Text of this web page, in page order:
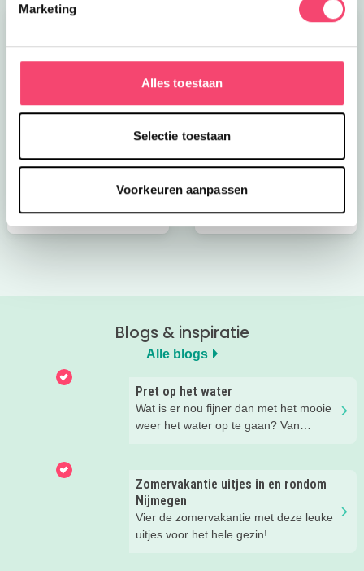
Marketing
Alles toestaan
Selectie toestaan
Voorkeuren aanpassen
Kroon op de taart bij
kinderen!
Blogs & inspiratie
Alle blogs
Pret op het water
Wat is er nou fijner dan met het mooie
weer het water op te gaan? Van
je de leukste tips voor op én in het
water.
Zomervakantie uitjes in en rondom
Nijmegen
Vier de zomervakantie met deze leuke
uitjes voor het hele gezin!